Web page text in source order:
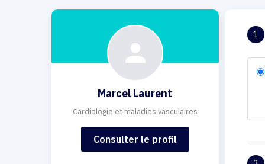
Marcel Laurent
Cardiologie et maladies vasculaires
Consulter le profil
1